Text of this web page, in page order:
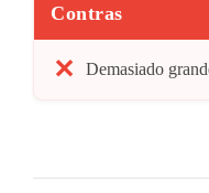
Contras
Demasiado